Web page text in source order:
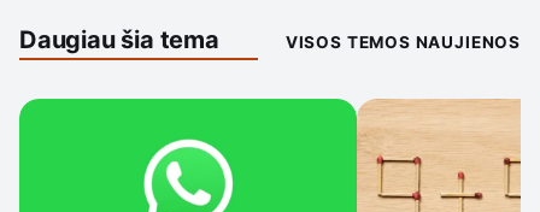
Daugiau šia tema VISOS TEMOS NAUJIENOS